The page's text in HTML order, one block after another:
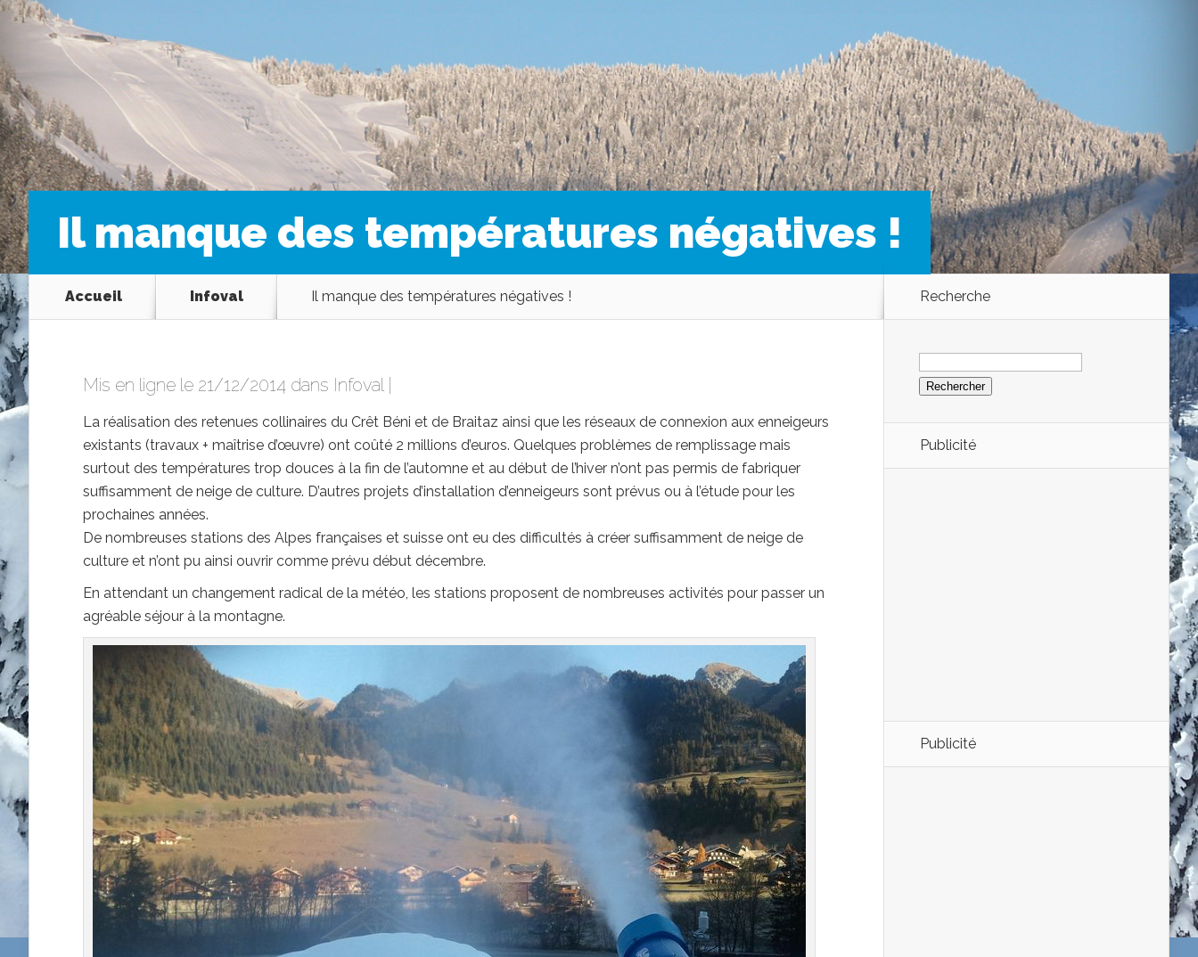
Il manque des températures négatives !
Accueil Infoval Il manque des températures négatives !
Mis en ligne le 21/12/2014 dans Infoval|
La réalisation des retenues collinaires du Crêt Béni et de Braitaz ainsi que les réseaux de connexion aux enneigeurs
existants (travaux + maîtrise d’œuvre) ont coûté 2 millions d’euros. Quelques problèmes de remplissage mais
surtout des températures trop douces à la fin de l’automne et au début de l’hiver n’ont pas permis de fabriquer
suffisamment de neige de culture. D’autres projets d’installation d’enneigeurs sont prévus ou à l’étude pour les
prochaines années.
De nombreuses stations des Alpes françaises et suisse ont eu des difficultés à créer suffisamment de neige de
culture et n’ont pu ainsi ouvrir comme prévu début décembre.
En attendant un changement radical de la météo, les stations proposent de nombreuses activités pour passer un
agréable séjour à la montagne.
Recherche
Rechercher :
Publicité
Publicité